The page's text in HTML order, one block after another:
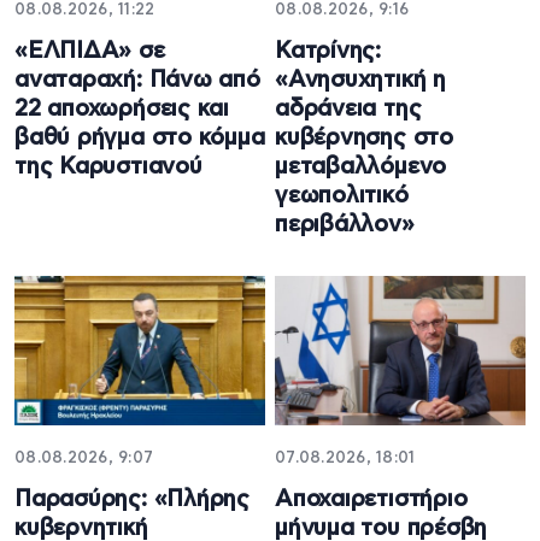
08.08.2026, 11:22
«ΕΛΠΙΔΑ» σε
αναταραχή: Πάνω από
22 αποχωρήσεις και
βαθύ ρήγμα στο κόμμα
της Καρυστιανού
08.08.2026, 9:16
Κατρίνης:
«Ανησυχητική η
αδράνεια της
κυβέρνησης στο
μεταβαλλόμενο
γεωπολιτικό
περιβάλλον»
08.08.2026, 9:07
Παρασύρης: «Πλήρης
κυβερνητική
07.08.2026, 18:01
Αποχαιρετιστήριο
μήνυμα του πρέσβη